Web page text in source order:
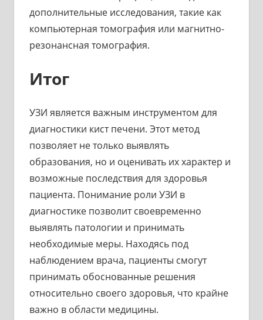
дополнительные исследования, такие как
компьютерная томография или магнитно-
резонансная томография.
Итог
УЗИ является важным инструментом для
диагностики кист печени. Этот метод
позволяет не только выявлять
образования, но и оценивать их характер и
возможные последствия для здоровья
пациента. Понимание роли УЗИ в
диагностике позволит своевременно
выявлять патологии и принимать
необходимые меры. Находясь под
наблюдением врача, пациенты смогут
принимать обоснованные решения
относительно своего здоровья, что крайне
важно в области медицины.